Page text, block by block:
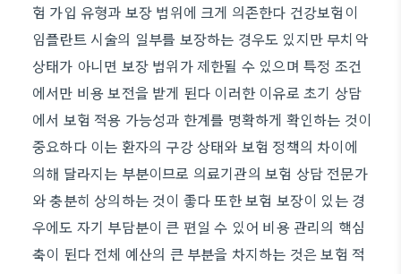
험 가입 유형과 보장 범위에 크게 의존한다 건강보험이
임플란트 시술의 일부를 보장하는 경우도 있지만 무치악
상태가 아니면 보장 범위가 제한될 수 있으며 특정 조건
에서만 비용 보전을 받게 된다 이러한 이유로 초기 상담
에서 보험 적용 가능성과 한계를 명확하게 확인하는 것이
중요하다 이는 환자의 구강 상태와 보험 정책의 차이에
의해 달라지는 부분이므로 의료기관의 보험 상담 전문가
와 충분히 상의하는 것이 좋다 또한 보험 보장이 있는 경
우에도 자기 부담분이 큰 편일 수 있어 비용 관리의 핵심
축이 된다 전체 예산의 큰 부분을 차지하는 것은 보험 적